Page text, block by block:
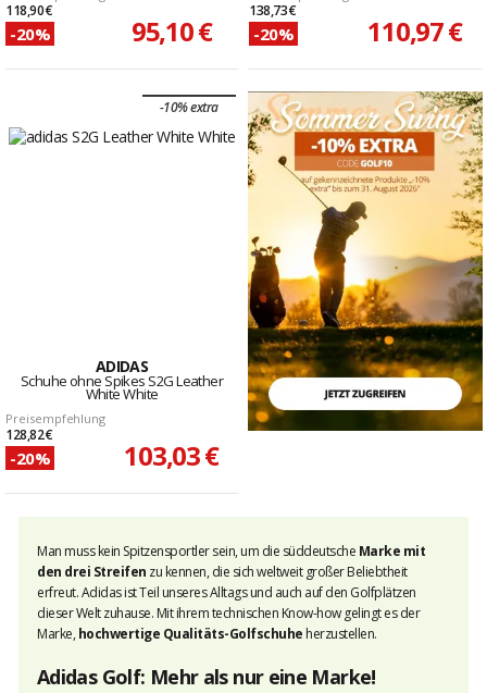
118,90 €
-20% 95,10 €
138,73 €
-20% 110,97 €
-10% extra
ADIDAS
Schuhe ohne Spikes S2G Leather
White White
Preisempfehlung
128,82 €
-20% 103,03 €
Man muss kein Spitzensportler sein, um die süddeutsche Marke mit
den drei Streifen zu kennen, die sich weltweit großer Beliebtheit
erfreut. Adidas ist Teil unseres Alltags und auch auf den Golfplätzen
dieser Welt zuhause. Mit ihrem technischen Know-how gelingt es der
Marke,hochwertige Qualitäts-Golfschuhe herzustellen.
Adidas Golf: Mehr als nur eine Marke!